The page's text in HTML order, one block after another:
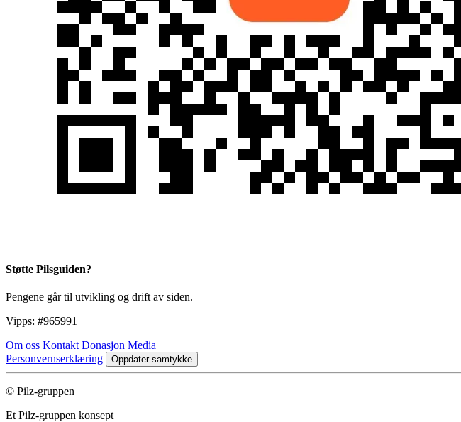
Støtte Pilsguiden?
Pengene går til utvikling og drift av siden.
Vipps: #965991
Om oss Kontakt Donasjon Media
Personvernserklæring
Oppdater samtykke
© Pilz-gruppen
Et Pilz-gruppen konsept